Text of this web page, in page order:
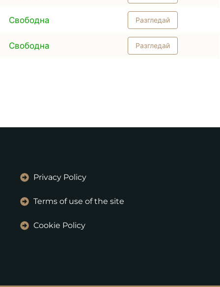
Свободна Разгледай
Свободна Разгледай
Privacy Policy
Terms of use of the site
Cookie Policy